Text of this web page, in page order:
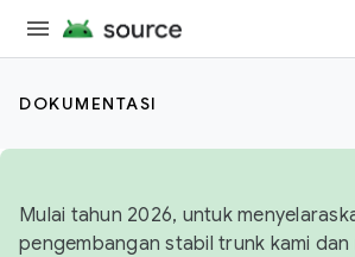
DOKUMENTASI
Mulai tahun 2026, untuk
pengembangan stabil trunk kami dan